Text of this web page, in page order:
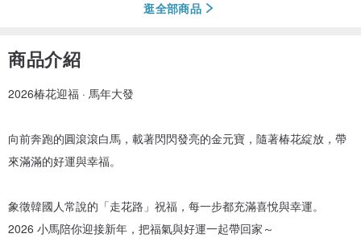
逛全部商品
商品介紹
2026椿花迎福 · 馬年大發
向前奔跑的圓滾滾白馬，載著閃閃發亮的金元寶，隨著椿花綻放，帶
來滿滿的好運與幸福。
象徵韓國人常說的「走花路」祝福，每一步都充滿喜悅與幸運。
2026 小馬陪你迎接新年，把福氣與好運一起帶回家～